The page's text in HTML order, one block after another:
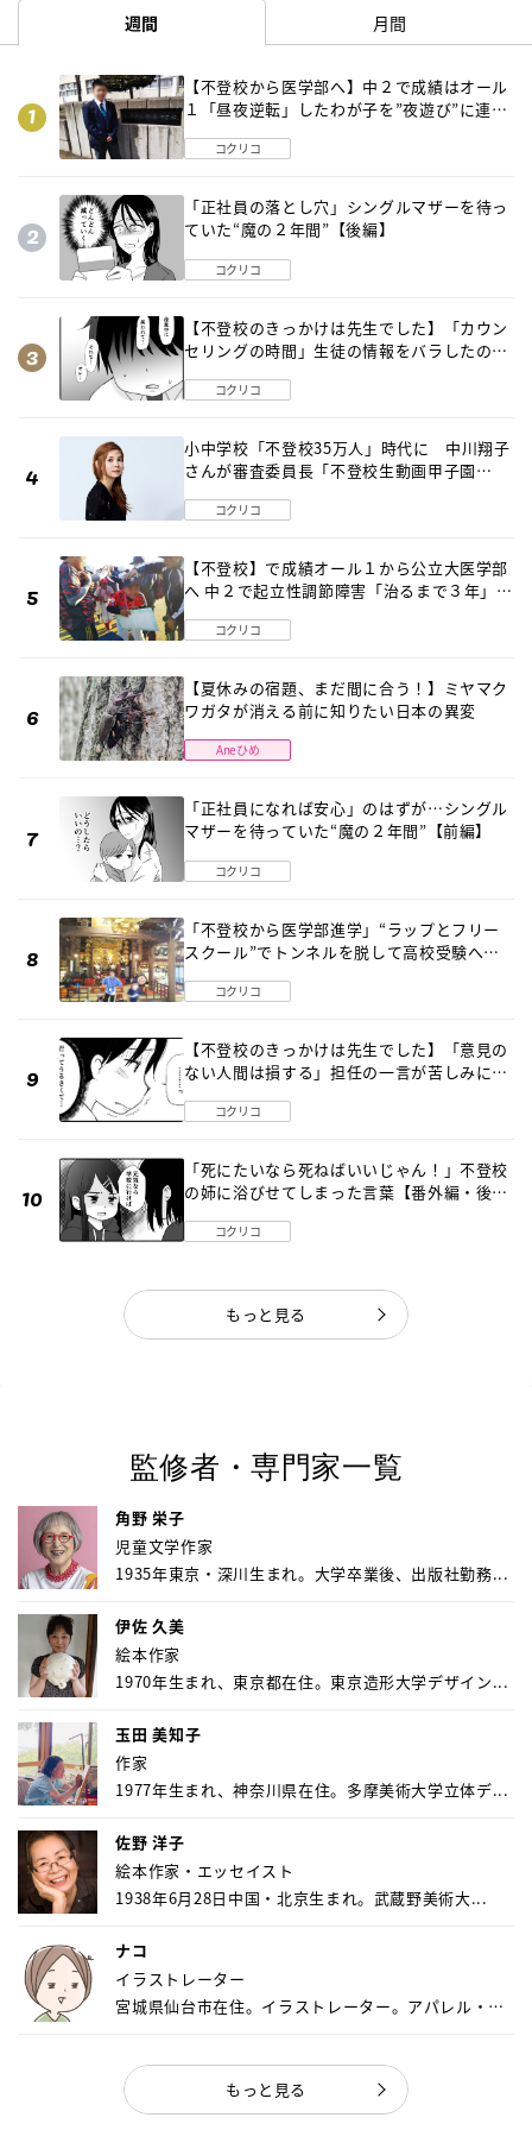
週間 月間
【不登校から医学部へ】中２で成績はオール
１「昼夜逆転」したわが子を”夜遊び”に連れ
コクリコ
「正社員の落とし穴」シングルマザーを待っ
ていた“魔の２年間”【後編】
コクリコ
【不登校のきっかけは先生でした】「カウン
セリングの時間」生徒の情報をバラしたの
コクリコ
小中学校「不登校35万人」時代に 中川翔子
さんが審査委員長「不登校生動画甲子園
コクリコ
【不登校】で成績オール１から公立大医学部
へ 中２で起立性調節障害「治るまで３年」の
コクリコ
【夏休みの宿題、まだ間に合う！】ミヤマク
ワガタが消える前に知りたい日本の異変
Aneひめ
「正社員になれば安心」のはずが…シングル
マザーを待っていた“魔の２年間”【前編】
コクリコ
「不登校から医学部進学」“ラップとフリー
スクール”でトンネルを脱して高校受験へ
コクリコ
【不登校のきっかけは先生でした】「意見の
ない人間は損する」担任の一言が苦しみに…
コクリコ
「死にたいなら死ねばいいじゃん！」不登校
の姉に浴びせてしまった言葉【番外編・後
コクリコ
もっと見る
監修者・専門家一覧
角野 栄子
児童文学作家
1935年東京・深川生まれ。大学卒業後、出版社勤務...
伊佐 久美
絵本作家
1970年生まれ、東京都在住。東京造形大学デザイン...
玉田 美知子
作家
1977年生まれ、神奈川県在住。多摩美術大学立体デ...
佐野 洋子
絵本作家・エッセイスト
1938年6月28日中国・北京生まれ。武蔵野美術大...
ナコ
イラストレーター
宮城県仙台市在住。イラストレーター。アパレル・キ
もっと見る